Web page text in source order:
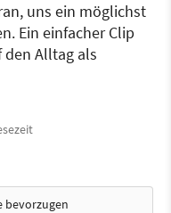
uns ein möglichst
Ein einfacher Clip
Alltag als
bevorzugen